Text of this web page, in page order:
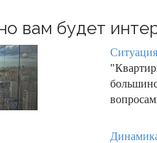
вам будет